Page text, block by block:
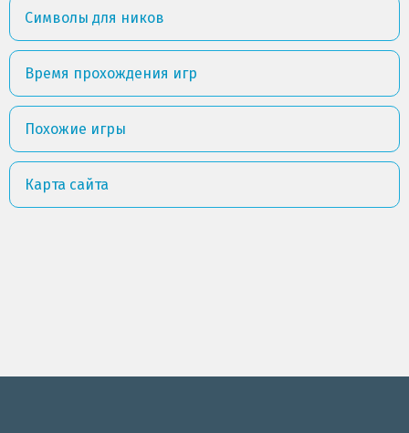
Символы для ников
Время прохождения игр
Похожие игры
Карта сайта